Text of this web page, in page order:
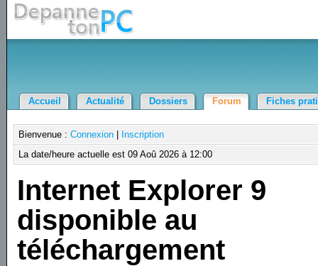
Accueil Actualité Dossiers Forum Fiches
Bienvenue :Connexion
Inscription
La date/heure actuelle est 09 Aoû 2026 à 12:00
Internet Explorer 9
disponible au
téléchargement